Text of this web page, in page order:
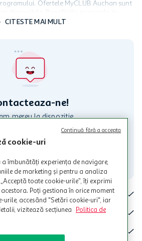
se adreseaza persoanelor fizice care
impliniti la data inscrierii și care accepta
in legatura cu magazinele Auchan
promotionale indicate de Auchan si
cu alti comercianți sau pentru alte
in Termene si Conditii. Auchan
sau in perioada in care sunt efectuate
ne!
mereu la dispozitie.
contact@auchan.ro
Contact
cookie-uri
a îmbunătăți experiența de navigare,
de marketing și pentru a analiza
toate cookie-urile”, îți exprimi
Poți gestiona în orice moment
urile, accesând "Setări cookie-uri", iar
vizitează secțiunea
Politica de
Continuă fără a accepta